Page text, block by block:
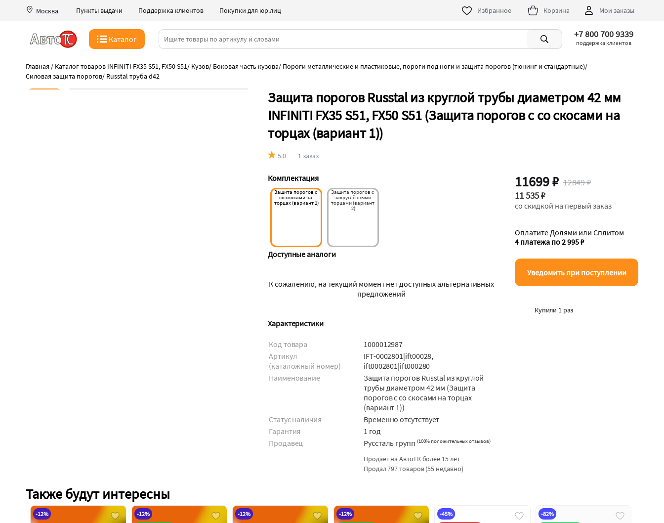
Москва Пункты выдачи Поддержка клиентов Покупки для юр.лиц Избранное Корзина Мои заказы
Каталог +7 800 700 9339
поддержка клиентов
Главная / Каталог товаров INFINITI FX35 S51, FX50 S51/ Кузов/ Боковая часть кузова/ Пороги металлические и пластиковые, пороги под ноги и защита порогов (тюнинг и стандартные)/
Силовая защита порогов/ Russtal труба d42
Защита порогов Russtal из круглой трубы диаметром 42 мм
INFINITI FX35 S51, FX50 S51 (Защита порогов с со скосами на
торцах (вариант 1))
5.0 1 заказ
Комплектация
Защита порогов с
со скосами на
торцах (вариант 1)
Защита порогов с
закруглёнными
торцами (вариант
2)
Доступные аналоги
К сожалению, на текущий момент нет доступных альтернативных
предложений
Характеристики
Код товара
1000012987
Артикул
(каталожный номер)
IFT-0002801|ift00028,
ift0002801|ift000280
Наименование
Защита порогов Russtal из круглой
трубы диаметром 42 мм (Защита
порогов с со скосами на торцах
(вариант 1))
Статус наличия
Временно отсутствует
Гарантия
1 год
Продавец
Руссталь групп (100% положительных отзывов)
Продаёт на АвтоТК более 15 лет
Продал 797 товаров (55 недавно)
11699 ₽ 12849 ₽
11 535 ₽
со скидкой на первый заказ
Оплатите Долями или Сплитом
4 платежа по 2 995 ₽
Уведомить при поступлении
Купили 1 раз
Также будут интересны
-12%
-12%
-12%
-12%
-45%
-82%